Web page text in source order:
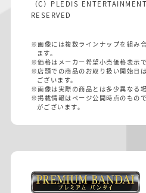
（C）PLEDIS
RESERVED
※画像には複数ラインナップを組み
ます。
※価格はメーカー希望小売価格表示で
※店頭での商品のお取り扱い開始日
ございます。
※画像は実際の商品とは多少異なる場
※掲載情報はページ公開時点のもの
がございます。